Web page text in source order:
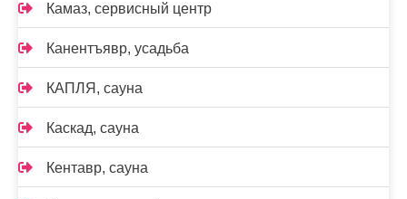
Камаз, сервисный центр
Канентъявр, усадьба
КАПЛЯ, сауна
Каскад, сауна
Кентавр, сауна